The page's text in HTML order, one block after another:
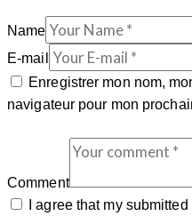
Name
E-mail
Enregistrer mon nom,
navigateur pour mon
Comment
I agree that my